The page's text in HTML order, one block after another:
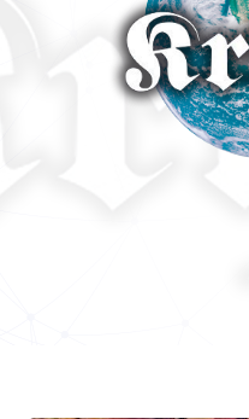
Preguntas y Respuestas